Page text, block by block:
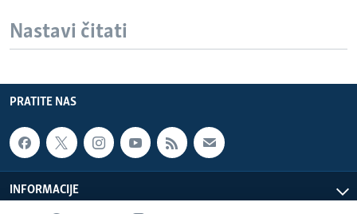
d
e
Nastavi čitati
PRATITE NAS
INFORMACIJE